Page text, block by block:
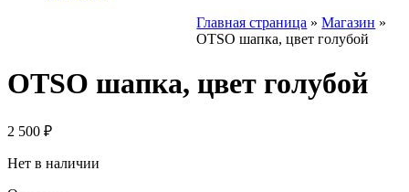
Главная страница »Магазин »
OTSO шапка, цвет голубой
OTSO шапка, цвет голубой
2 500 ₽
Нет в наличии